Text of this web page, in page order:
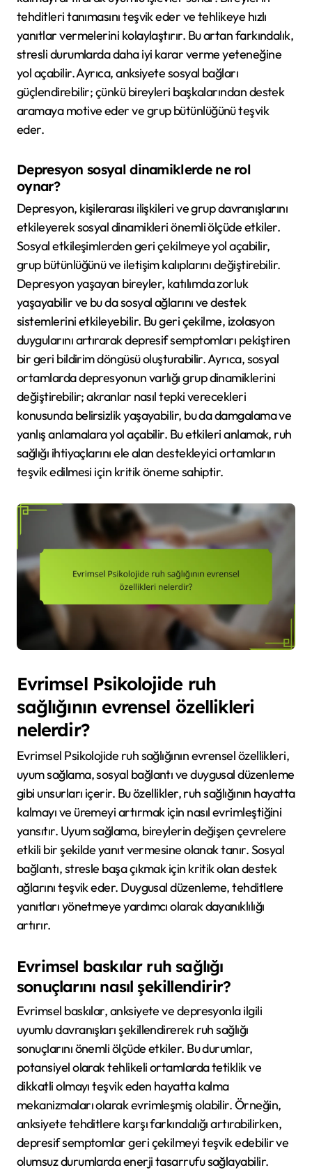
tehditleri tanımasını teşvik eder ve tehlikeye hızlı
yanıtlar vermelerini kolaylaştırır. Bu artan farkındalık,
stresli durumlarda daha iyi karar verme yeteneğine
yol açabilir. Ayrıca, anksiyete sosyal bağları
güçlendirebilir; çünkü bireyleri başkalarından destek
aramaya motive eder ve grup bütünlüğünü teşvik
eder.
Depresyon sosyal dinamiklerde ne rol
oynar?
Depresyon, kişilerarası ilişkileri ve grup davranışlarını
etkileyerek sosyal dinamikleri önemli ölçüde etkiler.
Sosyal etkileşimlerden geri çekilmeye yol açabilir,
grup bütünlüğünü ve iletişim kalıplarını değiştirebilir.
Depresyon yaşayan bireyler, katılımda zorluk
yaşayabilir ve bu da sosyal ağlarını ve destek
sistemlerini etkileyebilir. Bu geri çekilme, izolasyon
duygularını artırarak depresif semptomları pekiştiren
bir geri bildirim döngüsü oluşturabilir. Ayrıca, sosyal
ortamlarda depresyonun varlığı grup dinamiklerini
değiştirebilir; akranlar nasıl tepki verecekleri
konusunda belirsizlik yaşayabilir, bu da damgalama ve
yanlış anlamalara yol açabilir. Bu etkileri anlamak, ruh
sağlığı ihtiyaçlarını ele alan destekleyici ortamların
teşvik edilmesi için kritik öneme sahiptir.
Evrimsel Psikolojide ruh
sağlığının evrensel özellikleri
nelerdir?
Evrimsel Psikolojide ruh sağlığının evrensel özellikleri,
uyum sağlama, sosyal bağlantı ve duygusal düzenleme
gibi unsurları içerir. Bu özellikler, ruh sağlığının hayatta
kalmayı ve üremeyi artırmak için nasıl evrimleştiğini
yansıtır. Uyum sağlama, bireylerin değişen çevrelere
etkili bir şekilde yanıt vermesine olanak tanır. Sosyal
bağlantı, stresle başa çıkmak için kritik olan destek
ağlarını teşvik eder. Duygusal düzenleme, tehditlere
yanıtları yönetmeye yardımcı olarak dayanıklılığı
artırır.
Evrimsel baskılar ruh sağlığı
sonuçlarını nasıl şekillendirir?
Evrimsel baskılar, anksiyete ve depresyonla ilgili
uyumlu davranışları şekillendirerek ruh sağlığı
sonuçlarını önemli ölçüde etkiler. Bu durumlar,
potansiyel olarak tehlikeli ortamlarda tetiklik ve
dikkatli olmayı teşvik eden hayatta kalma
mekanizmaları olarak evrimleşmiş olabilir. Örneğin,
anksiyete tehditlere karşı farkındalığı artırabilirken,
depresif semptomlar geri çekilmeyi teşvik edebilir ve
olumsuz durumlarda enerji tasarrufu sağlayabilir.